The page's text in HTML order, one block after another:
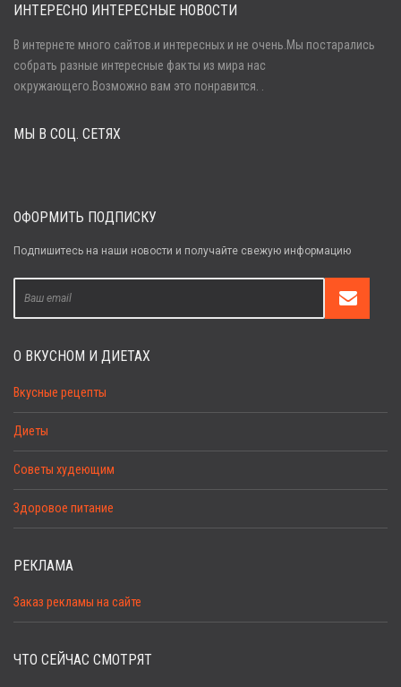
Войти
Забыли пароль?
ИНТЕРЕСНО ИНТЕРЕСНЫЕ НОВОСТИ
В интернете много сайтов.и интересных и не очень.Мы постарались
собрать разные интересные факты из мира нас
окружающего.Возможно вам это понравится. .
МЫ В СОЦ. СЕТЯХ
ОФОРМИТЬ ПОДПИСКУ
Подпишитесь на наши новости и получайте свежую информацию
О ВКУСНОМ И ДИЕТАХ
Вкусные рецепты
Диеты
Советы худеющим
Здоровое питание
РЕКЛАМА
Заказ рекламы на сайте
ЧТО СЕЙЧАС СМОТРЯТ